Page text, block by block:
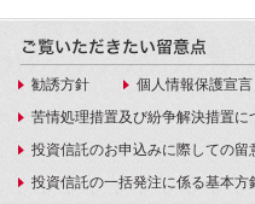
勧誘方針 個人情報保護宣言
苦情処理措置及び紛争解決措置に
投資信託のお申込みに際しての留
投資信託の一括発注に係る基本方